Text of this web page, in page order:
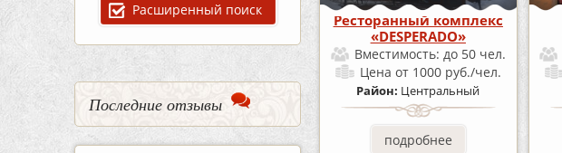
Расширенный поиск
Последние отзывы
Ресторанный комплекс
«DESPERADO»
Вместимость: до 50 чел.
Ценаот 1000 руб./чел.
Район: Центральный
подробнее